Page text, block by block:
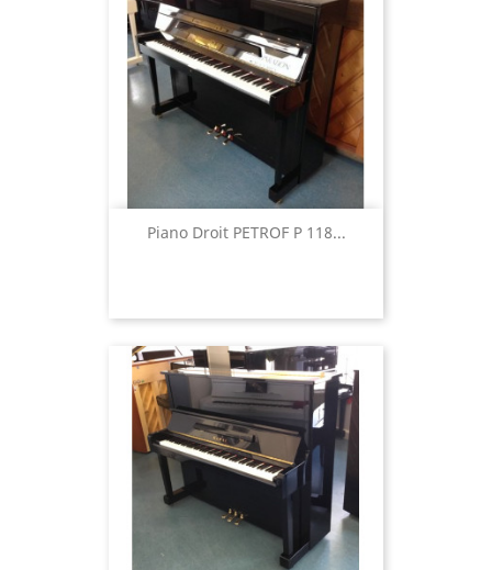
Piano Droit PETROF P 118...